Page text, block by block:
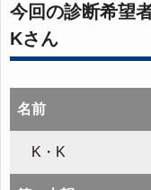
今回の診断希望
Kさん
名前
K・K